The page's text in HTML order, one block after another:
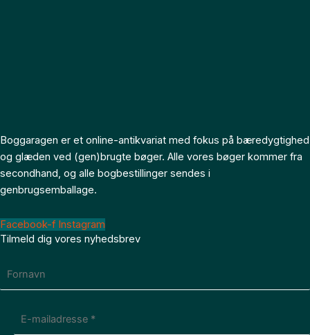
Boggaragen er et online-antikvariat med fokus på bæredygtighed
og glæden ved (gen)brugte bøger. Alle vores bøger kommer fra
secondhand, og alle bogbestillinger sendes i
genbrugsemballage.
Facebook-f Instagram
Tilmeld dig vores nyhedsbrev